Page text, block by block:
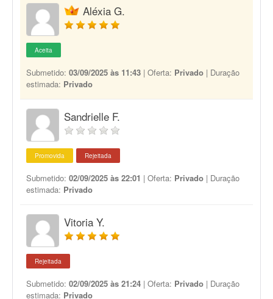
Aléxia G.
Aceita
Submetido: 03/09/2025 às 11:43 | Oferta: Privado | Duração
estimada: Privado
Sandrielle F.
Promovida Rejeitada
Submetido: 02/09/2025 às 22:01 | Oferta: Privado | Duração
estimada: Privado
Vitoria Y.
Rejeitada
Submetido: 02/09/2025 às 21:24 | Oferta: Privado | Duração
estimada: Privado